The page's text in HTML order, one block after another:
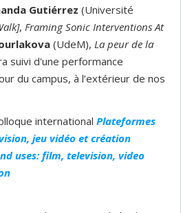
Gutiérrez (Université
, Framing Sonic Interventions At
(UdeM), La peur de la
suivi d'une performance
du campus, à l’extérieur de nos
international Plateformes
jeu vidéo et création
uses: film, television, video